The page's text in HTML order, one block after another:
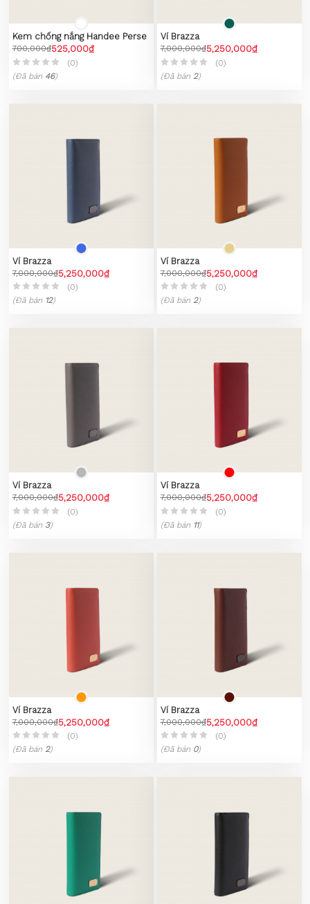
Kem chống nắng Handee Perse
700,000₫525,000₫
(0)
(Đã bán 46)
Ví Brazza
7,000,000₫5,250,000₫
(0)
(Đã bán 2)
Ví Brazza
7,000,000₫5,250,000₫
(0)
(Đã bán 12)
Ví Brazza
7,000,000₫5,250,000₫
(0)
(Đã bán 2)
Ví Brazza
7,000,000₫5,250,000₫
(0)
(Đã bán 3)
Ví Brazza
7,000,000₫5,250,000₫
(0)
(Đã bán 11)
Ví Brazza
7,000,000₫5,250,000₫
(0)
(Đã bán 2)
Ví Brazza
7,000,000₫5,250,000₫
(0)
(Đã bán 0)